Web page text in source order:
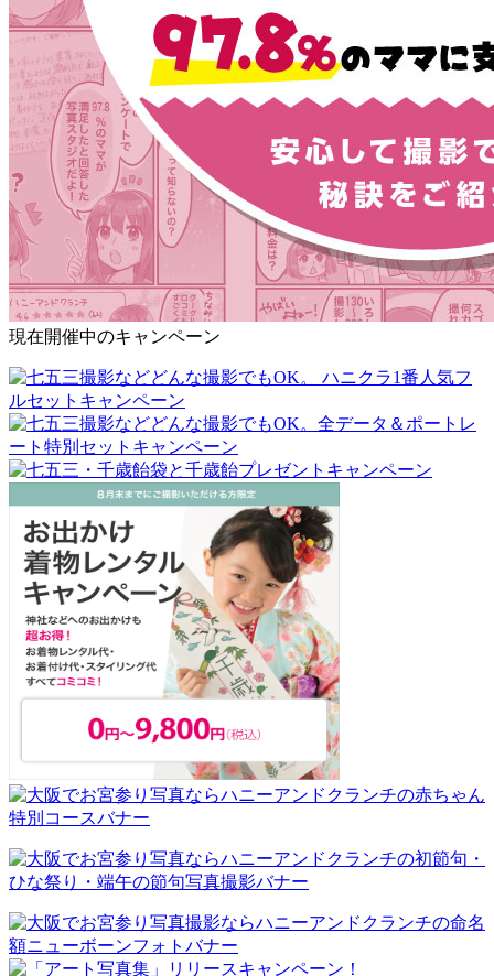
現在開催中のキャンペーン